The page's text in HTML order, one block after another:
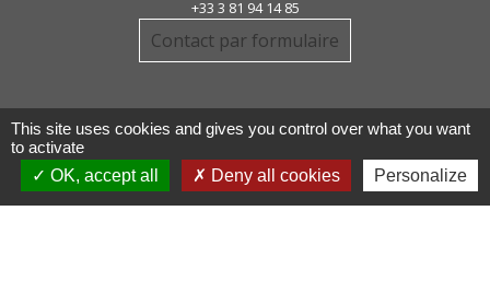
+33 3 81 94 14 85
Contact par formulaire
Liens
This site uses cookies and gives you control over what you want
to activate
OK, accept all
Deny all cookies Personalize